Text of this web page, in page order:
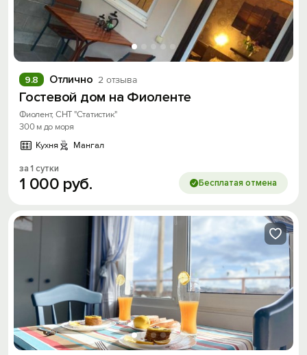
Отлично 2 отзыва
9.8
Гостевой дом на Фиоленте
Фиолент, СНТ "Статистик"
300 м до моря
Кухня
Мангал
за 1 сутки
1 000 руб. Бесплатая отмена